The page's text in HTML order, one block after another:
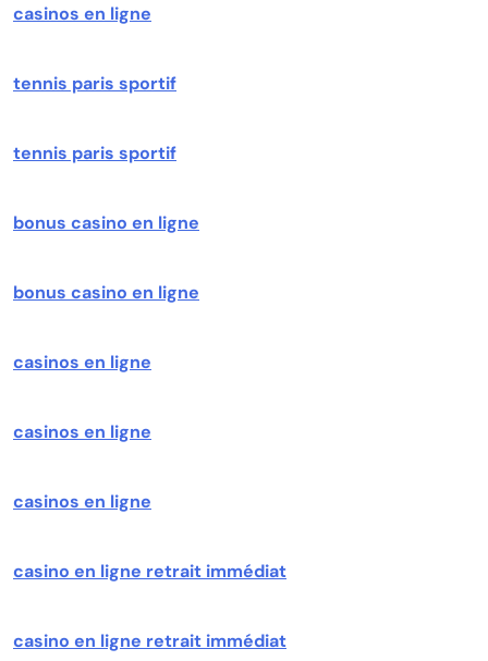
casinos en ligne
tennis paris sportif
tennis paris sportif
bonus casino en ligne
bonus casino en ligne
casinos en ligne
casinos en ligne
casinos en ligne
casino en ligne retrait immédiat
casino en ligne retrait immédiat